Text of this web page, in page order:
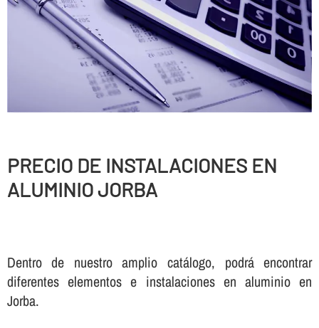
PRECIO DE INSTALACIONES EN
ALUMINIO JORBA
Dentro de nuestro amplio catálogo, podrá encontrar
diferentes elementos e instalaciones en aluminio en
Jorba.